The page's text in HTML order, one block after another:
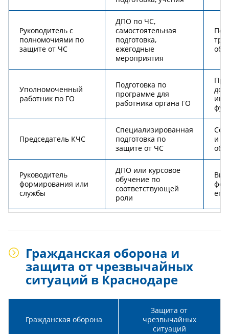
Руководитель с
полномочиями по
защите от ЧС
ДПО по ЧС,
самостоятельная
подготовка,
ежегодные
мероприятия
Уполномоченный
работник по ГО
Подготовка по
программе для
работника органа ГО
Председатель КЧС
Специализированная
подготовка по
защите от ЧС
и
Руководитель
формирования или
службы
ДПО или курсовое
обучение по
соответствующей
роли
Вид
его
Гражданская оборона и
защита от чрезвычайных
ситуаций в Краснодаре
Гражданская оборона
Защита от
чрезвычайных
ситуаций